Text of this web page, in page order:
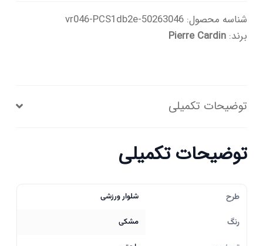
شناسه محصول:50263046-vr046-PCS1db2e
برند:Pierre Cardin
توضیحات تکمیلی
توضیحات تکمیلی
طرح شلوار ورزشی
رنگ مشکی